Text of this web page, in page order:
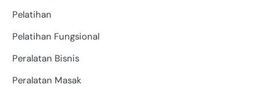
Pelatihan
Pelatihan Fungsional
Peralatan Bisnis
Peralatan Masak